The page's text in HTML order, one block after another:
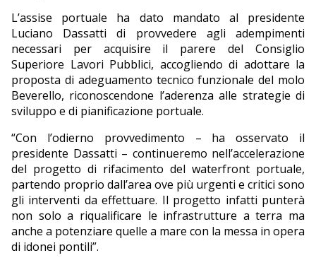
L’assise portuale ha dato mandato al presidente
Luciano Dassatti di provvedere agli adempimenti
necessari per acquisire il parere del Consiglio
Superiore Lavori Pubblici, accogliendo di adottare la
proposta di adeguamento tecnico funzionale del molo
Beverello, riconoscendone l’aderenza alle strategie di
sviluppo e di pianificazione portuale.
“Con l’odierno provvedimento – ha osservato il
presidente Dassatti – continueremo nell’accelerazione
del progetto di rifacimento del waterfront portuale,
partendo proprio dall’area ove più urgenti e critici sono
gli interventi da effettuare. Il progetto infatti punterà
non solo a riqualificare le infrastrutture a terra ma
anche a potenziare quelle a mare con la messa in opera
di idonei pontili”.